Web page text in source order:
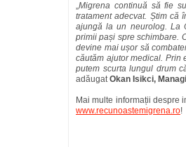
„Migrena continuă să fie
tratament adecvat. Știm că
ajungă la un neurolog. La
primii pași spre schimbare.
devine mai ușor să
căutăm ajutor medical. Prin
putem scurta lungul drum
adăugatOkan Isikci,
Mai multe informații despre
www.recunoastemigrena.ro!